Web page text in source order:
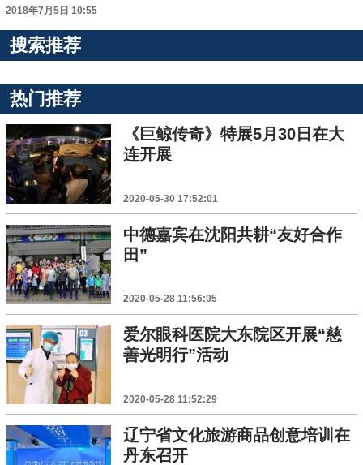
2018年7月5日 10:55
搜索推荐
热门推荐
《巨鲸传奇》特展5月30日在大
连开展
2020-05-30 17:52:01
中德嘉宾在沈阳共耕“友好合作
田”
2020-05-28 11:56:05
爱尔眼科医院大东院区开展“慈
善光明行”活动
2020-05-28 11:52:29
辽宁省文化旅游商品创意培训在
丹东召开